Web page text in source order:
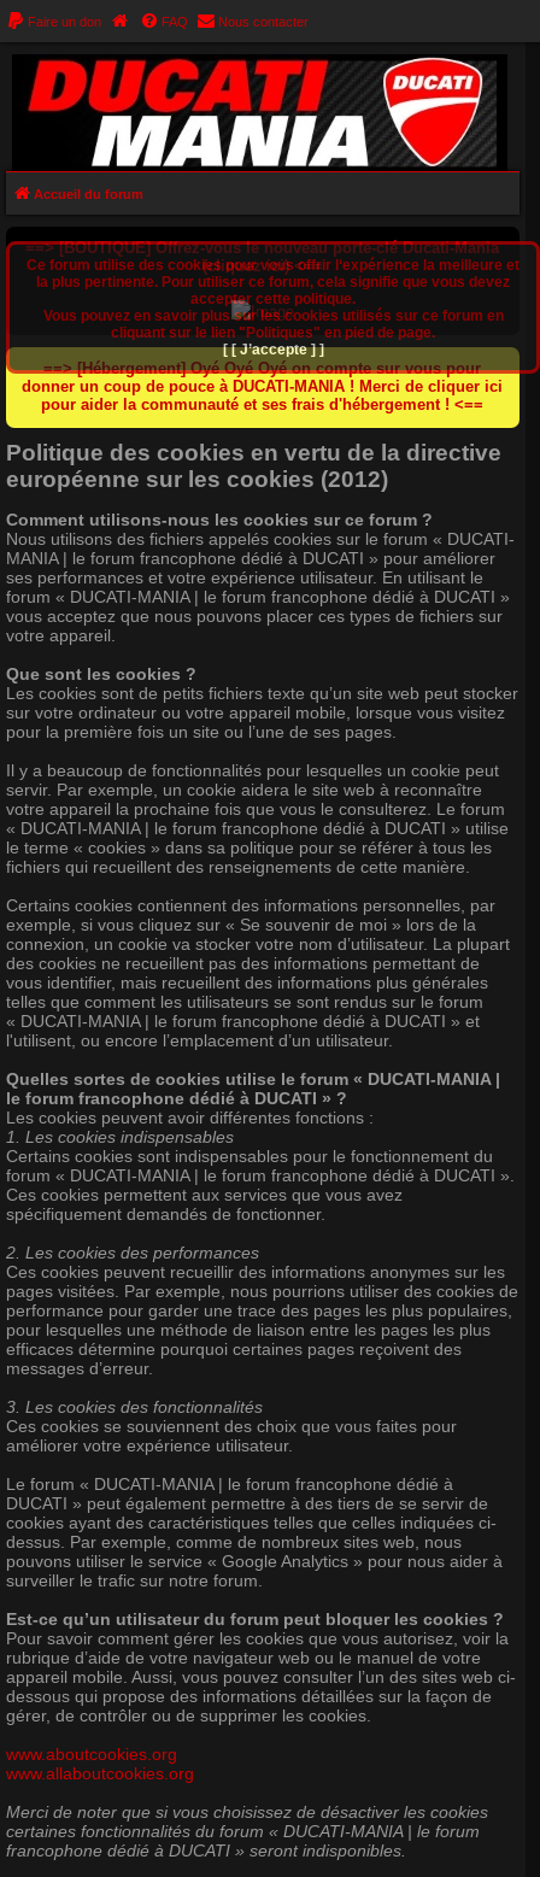
Faire un don FAQ Nous contacter
Accueil du forum
==> [BOUTIQUE] Offrez-vous le nouveau porte-clé Ducati-Mania
(cliquez ici) <==
==> [Hébergement] Oyé Oyé Oyé on compte sur vous pour
donner un coup de pouce à DUCATI-MANIA ! Merci de cliquer ici
pour aider la communauté et ses frais d'hébergement ! <==
Politique des cookies en vertu de la directive
européenne sur les cookies (2012)
Comment utilisons-nous les cookies sur ce forum ?
Nous utilisons des fichiers appelés cookies sur le forum « DUCATI-
MANIA | le forum francophone dédié à DUCATI » pour améliorer
ses performances et votre expérience utilisateur. En utilisant le
forum « DUCATI-MANIA | le forum francophone dédié à DUCATI »
vous acceptez que nous pouvons placer ces types de fichiers sur
votre appareil.
Que sont les cookies ?
Les cookies sont de petits fichiers texte qu’un site web peut stocker
sur votre ordinateur ou votre appareil mobile, lorsque vous visitez
pour la première fois un site ou l’une de ses pages.
Il y a beaucoup de fonctionnalités pour lesquelles un cookie peut
servir. Par exemple, un cookie aidera le site web à reconnaître
votre appareil la prochaine fois que vous le consulterez. Le forum
« DUCATI-MANIA | le forum francophone dédié à DUCATI » utilise
le terme « cookies » dans sa politique pour se référer à tous les
fichiers qui recueillent des renseignements de cette manière.
Certains cookies contiennent des informations personnelles, par
exemple, si vous cliquez sur « Se souvenir de moi » lors de la
connexion, un cookie va stocker votre nom d’utilisateur. La plupart
des cookies ne recueillent pas des informations permettant de
vous identifier, mais recueillent des informations plus générales
telles que comment les utilisateurs se sont rendus sur le forum
« DUCATI-MANIA | le forum francophone dédié à DUCATI » et
l'utilisent, ou encore l’emplacement d’un utilisateur.
Quelles sortes de cookies utilise le forum « DUCATI-MANIA |
le forum francophone dédié à DUCATI » ?
Les cookies peuvent avoir différentes fonctions :
1. Les cookies indispensables
Certains cookies sont indispensables pour le fonctionnement du
forum « DUCATI-MANIA | le forum francophone dédié à DUCATI ».
Ces cookies permettent aux services que vous avez
spécifiquement demandés de fonctionner.
2. Les cookies des performances
Ces cookies peuvent recueillir des informations anonymes sur les
pages visitées. Par exemple, nous pourrions utiliser des cookies de
performance pour garder une trace des pages les plus populaires,
pour lesquelles une méthode de liaison entre les pages les plus
efficaces détermine pourquoi certaines pages reçoivent des
messages d’erreur.
3. Les cookies des fonctionnalités
Ces cookies se souviennent des choix que vous faites pour
améliorer votre expérience utilisateur.
Le forum « DUCATI-MANIA | le forum francophone dédié à
DUCATI » peut également permettre à des tiers de se servir de
cookies ayant des caractéristiques telles que celles indiquées ci-
dessus. Par exemple, comme de nombreux sites web, nous
pouvons utiliser le service « Google Analytics » pour nous aider à
surveiller le trafic sur notre forum.
Est-ce qu’un utilisateur du forum peut bloquer les cookies ?
Pour savoir comment gérer les cookies que vous autorisez, voir la
rubrique d’aide de votre navigateur web ou le manuel de votre
appareil mobile. Aussi, vous pouvez consulter l’un des sites web ci-
dessous qui propose des informations détaillées sur la façon de
gérer, de contrôler ou de supprimer les cookies.
www.aboutcookies.org
www.allaboutcookies.org
Merci de noter que si vous choisissez de désactiver les cookies
certaines fonctionnalités du forum « DUCATI-MANIA | le forum
francophone dédié à DUCATI » seront indisponibles.
Ce forum utilise des cookies pour vous offrir l‘expérience la meilleure et
la plus pertinente. Pour utiliser ce forum, cela signifie que vous devez
accepter cette politique.
Vous pouvez en savoir plus sur les cookies utilisés sur ce forum en
cliquant sur le lien "Politiques" en pied de page.
[ [ J’accepte ] ]